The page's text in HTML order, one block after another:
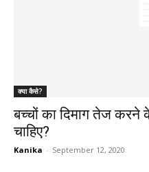
क्या कैसे?
बच्चों का दिमाग तेज करने
चाहिए?
Kanika - September 12, 2020